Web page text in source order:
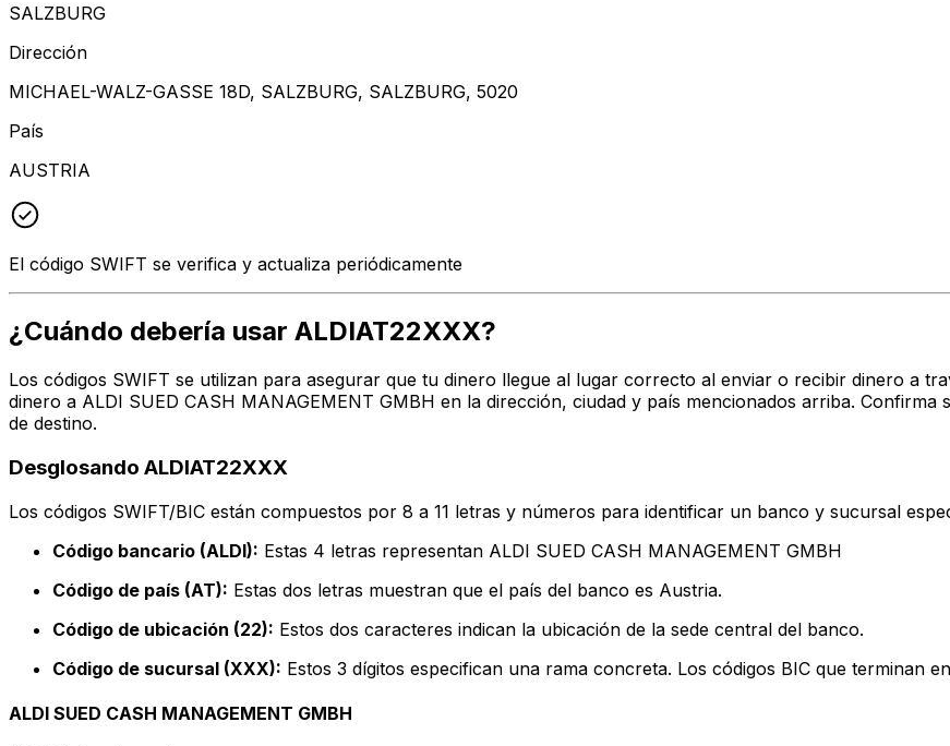
SALZBURG
Dirección
MICHAEL-WALZ-GASSE 18D, SALZBURG, SALZBURG, 5020
País
AUSTRIA
El código SWIFT se verifica y actualiza periódicamente
¿Cuándo debería usar ALDIAT22XXX?
Los códigos SWIFT se utilizan para asegurar que tu dinero llegue al lugar correcto al enviar o recibir dinero a
dinero a ALDI SUED CASH MANAGEMENT GMBH en la dirección, ciudad y país mencionados arriba.
de destino.
Desglosando ALDIAT22XXX
Los códigos SWIFT/BIC están compuestos por 8 a 11 letras y números para identificar un banco y sucursal
Código bancario (ALDI): Estas 4 letras representan ALDI SUED CASH MANAGEMENT GMBH
Código de país (AT): Estas dos letras muestran que el país del banco es Austria.
Código de ubicación (22): Estos dos caracteres indican la ubicación de la sede central del banco.
Código de sucursal (XXX): Estos 3 dígitos especifican una rama concreta. Los códigos BIC que terminan
ALDI SUED CASH MANAGEMENT GMBH